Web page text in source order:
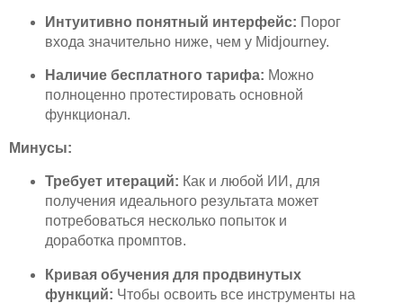
Интуитивно понятный интерфейс: Порог
входа значительно ниже, чем у Midjourney.
Наличие бесплатного тарифа: Можно
полноценно протестировать основной
функционал.
Минусы:
Требует итераций: Как и любой ИИ, для
получения идеального результата может
потребоваться несколько попыток и
доработка промптов.
Кривая обучения для продвинутых
функций: Чтобы освоить все инструменты на